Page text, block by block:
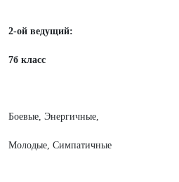
2-ой ведущий:
7б класс
Боевые, Энергичные,
Молодые, Симпатичные